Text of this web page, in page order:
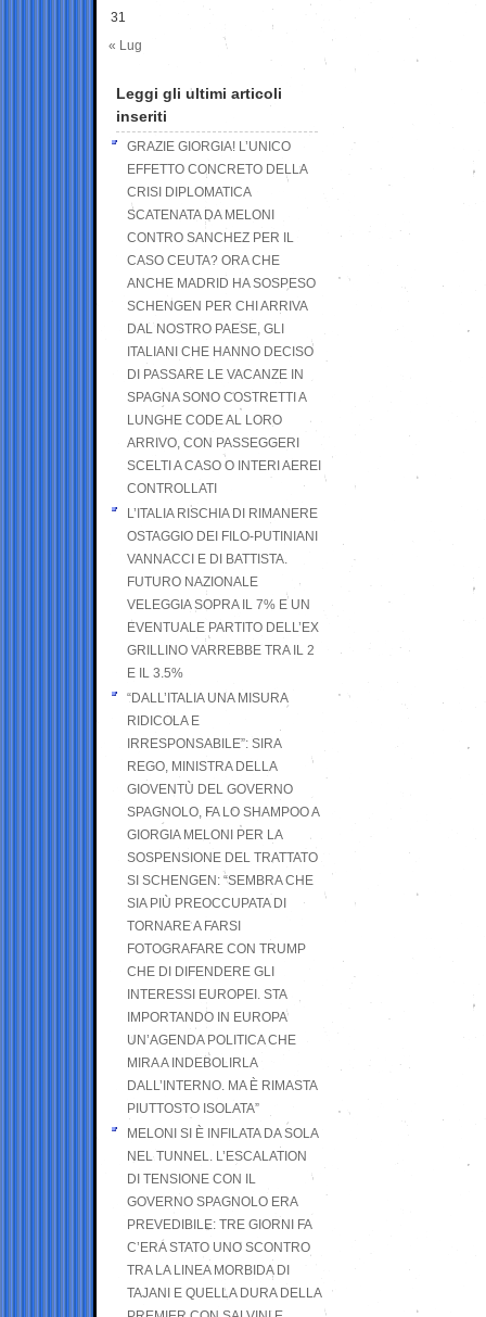
31
« Lug
Leggi gli ultimi articoli
inseriti
GRAZIE GIORGIA! L’UNICO
EFFETTO CONCRETO DELLA
CRISI DIPLOMATICA
SCATENATA DA MELONI
CONTRO SANCHEZ PER IL
CASO CEUTA? ORA CHE
ANCHE MADRID HA SOSPESO
SCHENGEN PER CHI ARRIVA
DAL NOSTRO PAESE, GLI
ITALIANI CHE HANNO DECISO
DI PASSARE LE VACANZE IN
SPAGNA SONO COSTRETTI A
LUNGHE CODE AL LORO
ARRIVO, CON PASSEGGERI
SCELTI A CASO O INTERI AEREI
CONTROLLATI
L’ITALIA RISCHIA DI RIMANERE
OSTAGGIO DEI FILO-PUTINIANI
VANNACCI E DI BATTISTA.
FUTURO NAZIONALE
VELEGGIA SOPRA IL 7% E UN
EVENTUALE PARTITO DELL’EX
GRILLINO VARREBBE TRA IL 2
E IL 3.5%
“DALL’ITALIA UNA MISURA
RIDICOLA E
IRRESPONSABILE”: SIRA
REGO, MINISTRA DELLA
GIOVENTÙ DEL GOVERNO
SPAGNOLO, FA LO SHAMPOO A
GIORGIA MELONI PER LA
SOSPENSIONE DEL TRATTATO
SI SCHENGEN: “SEMBRA CHE
SIA PIÙ PREOCCUPATA DI
TORNARE A FARSI
FOTOGRAFARE CON TRUMP
CHE DI DIFENDERE GLI
INTERESSI EUROPEI. STA
IMPORTANDO IN EUROPA
UN’AGENDA POLITICA CHE
MIRA A INDEBOLIRLA
DALL’INTERNO. MA È RIMASTA
PIUTTOSTO ISOLATA”
MELONI SI È INFILATA DA SOLA
NEL TUNNEL. L’ESCALATION
DI TENSIONE CON IL
GOVERNO SPAGNOLO ERA
PREVEDIBILE: TRE GIORNI FA
C’ERA STATO UNO SCONTRO
TRA LA LINEA MORBIDA DI
TAJANI E QUELLA DURA DELLA